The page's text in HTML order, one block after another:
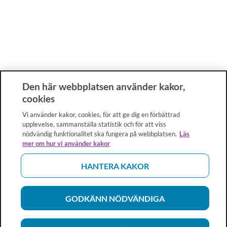
Den här webbplatsen använder kakor,
cookies
Vi använder kakor, cookies, för att ge dig en förbättrad
upplevelse, sammanställa statistik och för att viss
nödvändig funktionalitet ska fungera på webbplatsen. Läs
mer om hur vi använder kakor
HANTERA KAKOR
GODKÄNN NÖDVÄNDIGA